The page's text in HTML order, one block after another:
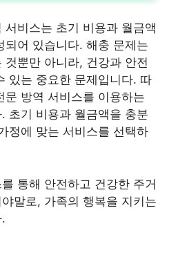
비스는 초기 비용과 월금액
되어 있습니다. 해충 문제는
것뿐만 아니라, 건강과 안전
있는 중요한 문제입니다. 따
문 방역 서비스를 이용하는
초기 비용과 월금액을 충분
정에 맞는 서비스를 선택하
통해 안전하고 건강한 주거
말로, 가족의 행복을 지키는